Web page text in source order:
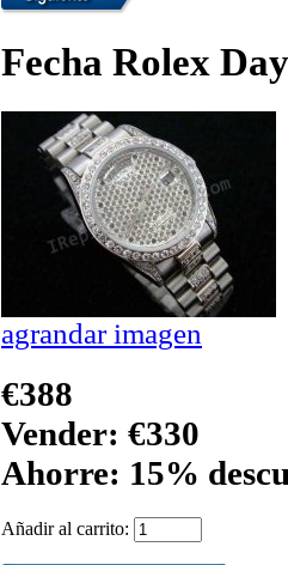
Fecha Rolex
agrandar imagen
€388
Vender: €330
Ahorre: 15%
Añadir al carrito: